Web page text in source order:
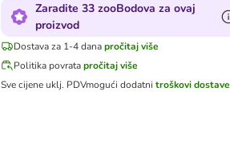
Zaradite 33 zooBodova za ovaj
proizvod
Dostava za 1-4 dana pročitaj više
Politika povrata pročitaj više
Sve cijene uklj. PDVmogući dodatni troškovi dostave